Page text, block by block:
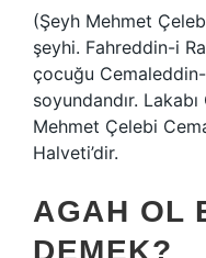
(Şeyh Mehmet
şeyhi. Fahreddin-i
çocuğu
soyundandır.
Mehmet Çelebi
Halveti’dir.
AGAH OL
DEMEK?